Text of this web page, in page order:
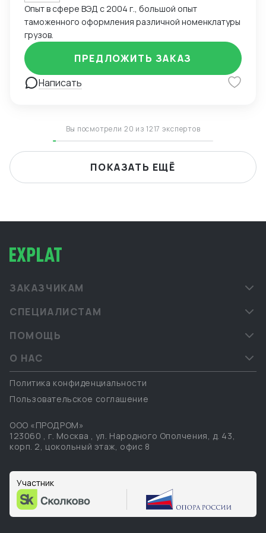
Опыт в сфере ВЭД с 2004 г., большой опыт
таможенного оформления различной номенклатуры
грузов.
Написать
ПРЕДЛОЖИТЬ ЗАКАЗ
Вы посмотрели 20 из 1217 экспертов
ПОКАЗАТЬ ЕЩЁ
ЗАКАЗЧИКАМ
СПЕЦИАЛИСТАМ
ПОМОЩЬ
О НАС
Политика конфиденциальности
Пользовательское соглашение
ООО «ПРОДРОМ»
123060 , г. Москва , ул. Народного Ополчения, д. 43,
корп. 2, цокольный этаж, офис 8
Участник